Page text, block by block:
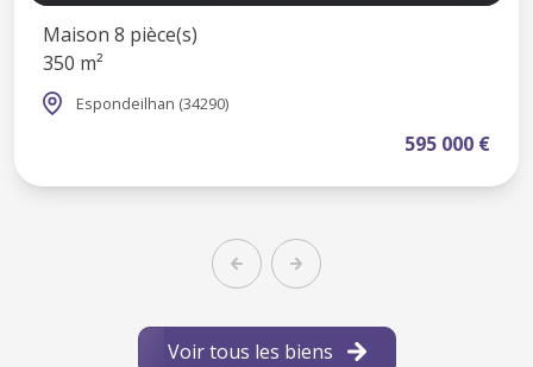
Maison 8 pièce(s)
350 m²
Espondeilhan (34290)
595 000 €
Voir tous les biens